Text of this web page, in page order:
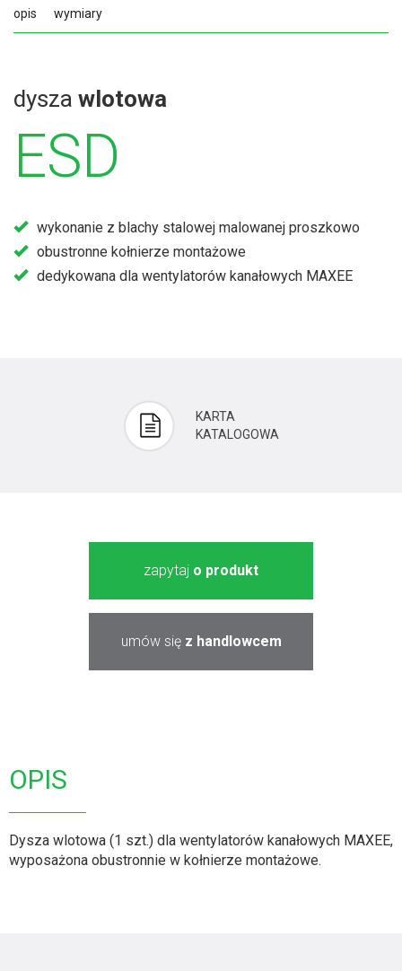
opis wymiary
dysza wlotowa
ESD
wykonanie z blachy stalowej malowanej proszkowo
obustronne kołnierze montażowe
dedykowana dla wentylatorów kanałowych MAXEE
KARTA
KATALOGOWA
zapytaj o produkt
umów się z handlowcem
OPIS
Dysza wlotowa (1 szt.) dla wentylatorów kanałowych MAXEE,
wyposażona obustronnie w kołnierze montażowe.